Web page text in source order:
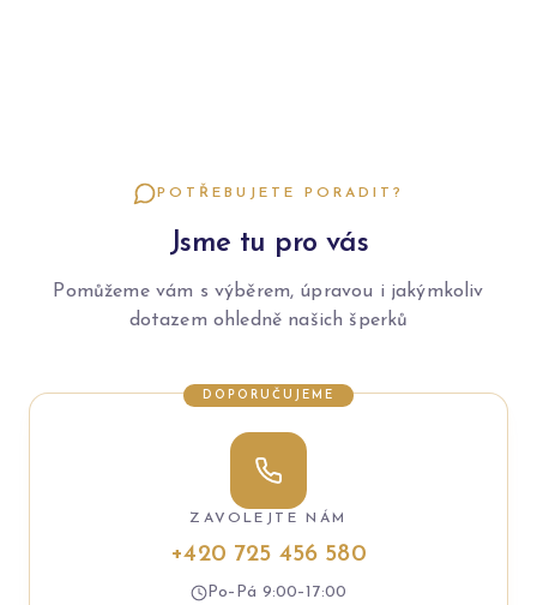
POTŘEBUJETE PORADIT?
Jsme tu pro vás
Pomůžeme vám s výběrem, úpravou i jakýmkoliv
dotazem ohledně našich šperků
DOPORUČUJEME
ZAVOLEJTE NÁM
+420 725 456 580
Po–Pá 9:00–17:00